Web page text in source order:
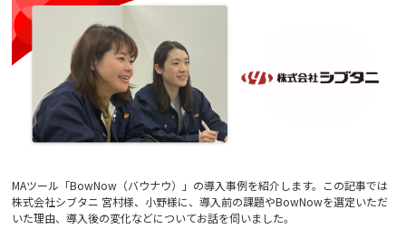
セミナー
お問い合わせ
代理店の方はこちら
MAツール「BowNow（バウナウ）」の導入事例を紹介します。この記事では
株式会社シブタニ 宮村様、小野様に、導入前の課題やBowNowを選定いただ
いた理由、導入後の変化などについてお話を伺いました。